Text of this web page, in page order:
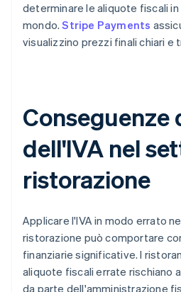
determinare le aliquote fiscali in
mondo.Stripe Payments
visualizzino prezzi finali chiari e
Conseguenze
dell'IVA nel
ristorazione
Applicare l'IVA in modo errato
ristorazione può comportare
finanziarie significative. I
aliquote fiscali errate rischiano
da parte dell'amministrazione